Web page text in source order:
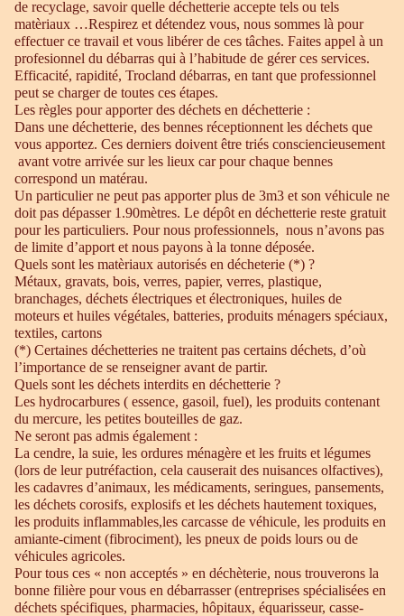
de recyclage, savoir quelle déchetterie accepte tels ou tels
matèriaux …Respirez et détendez vous, nous sommes là pour
effectuer ce travail et vous libérer de ces tâches. Faites appel à un
profesionnel du débarras qui à l’habitude de gérer ces services.
Efficacité, rapidité, Trocland débarras, en tant que professionnel
peut se charger de toutes ces étapes.
Les règles pour apporter des déchets en déchetterie :
Dans une déchetterie, des bennes réceptionnent les déchets que
vous apportez. Ces derniers doivent être triés consciencieusement
avant votre arrivée sur les lieux car pour chaque bennes
correspond un matérau.
Un particulier ne peut pas apporter plus de 3m3 et son véhicule ne
doit pas dépasser 1.90mètres. Le dépôt en déchetterie reste gratuit
pour les particuliers. Pour nous professionnels, nous n’avons pas
de limite d’apport et nous payons à la tonne déposée.
Quels sont les matèriaux autorisés en décheterie (*) ?
Métaux, gravats, bois, verres, papier, verres, plastique,
branchages, déchets électriques et électroniques, huiles de
moteurs et huiles végétales, batteries, produits ménagers spéciaux,
textiles, cartons
(*) Certaines déchetteries ne traitent pas certains déchets, d’où
l’importance de se renseigner avant de partir.
Quels sont les déchets interdits en déchetterie ?
Les hydrocarbures ( essence, gasoil, fuel), les produits contenant
du mercure, les petites bouteilles de gaz.
Ne seront pas admis également :
La cendre, la suie, les ordures ménagère et les fruits et légumes
(lors de leur putréfaction, cela causerait des nuisances olfactives),
les cadavres d’animaux, les médicaments, seringues, pansements,
les déchets corosifs, explosifs et les déchets hautement toxiques,
les produits inflammables,les carcasse de véhicule, les produits en
amiante-ciment (fibrociment), les pneux de poids lours ou de
véhicules agricoles.
Pour tous ces « non acceptés » en déchèterie, nous trouverons la
bonne filière pour vous en débarrasser (entreprises spécialisées en
déchets spécifiques, pharmacies, hôpitaux, équarisseur, casse-